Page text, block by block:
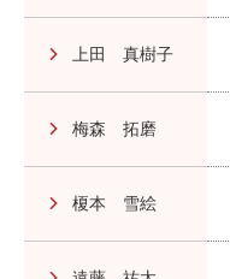
上田 真樹子
梅森 拓磨
榎本 雪絵